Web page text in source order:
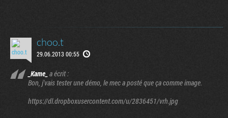
choo.t
29.06.2013 00:55
_Kame_ a écrit :
Bon, j'vais tester une démo, le mec a posté que ça comme image.
https://dl.dropboxusercontent.com/u/2836451/vrh.jpg